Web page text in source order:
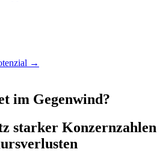
→
im Gegenwind?
starker